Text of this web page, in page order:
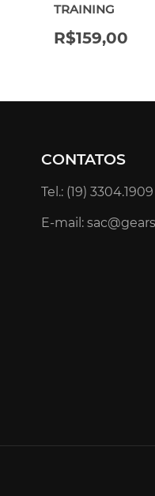
TRAINING
R$159,00
CONTATOS
Tel.: (19) 3304.1909
E-mail: